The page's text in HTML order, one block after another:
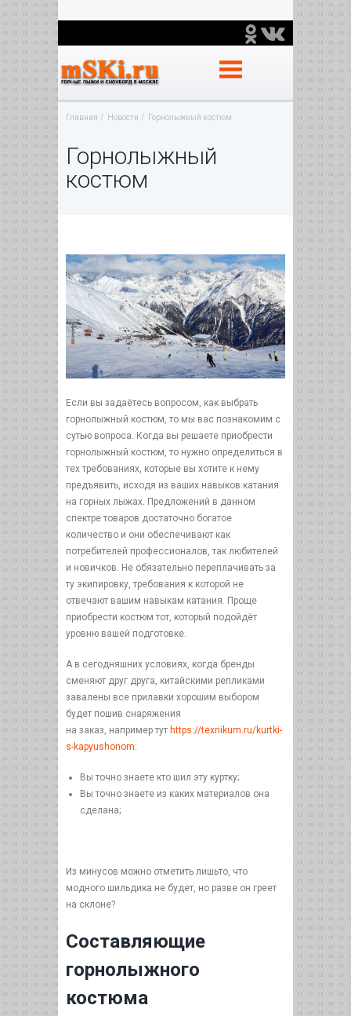
Главная Новости Горнолыжный костюм
Горнолыжный
костюм
Если вы задаётесь вопросом, как выбрать
горнолыжный костюм, то мы вас познакомим с
сутью вопроса. Когда вы решаете приобрести
горнолыжный костюм, то нужно определиться в
тех требованиях, которые вы хотите к нему
предъявить, исходя из ваших навыков катания
на горных лыжах. Предложений в данном
спектре товаров достаточно богатое
количество и они обеспечивают как
потребителей профессионалов, так любителей
и новичков. Не обязательно переплачивать за
ту экипировку, требования к которой не
отвечают вашим навыкам катания. Проще
приобрести костюм тот, который подойдёт
уровню вашей подготовке.
А в сегодняшних условиях, когда бренды
сменяют друг друга, китайскими репликами
завалены все прилавки хорошим выбором
будет пошив снаряжения
на заказ, например тут https://texnikum.ru/kurtki-
s-kapyushonom:
Вы точно знаете кто шил эту куртку;
Вы точно знаете из каких материалов она
сделана;
Из минусов можно отметить лишьто, что
модного шильдика не будет, но разве он греет
на склоне?
Составляющие
горнолыжного
костюма